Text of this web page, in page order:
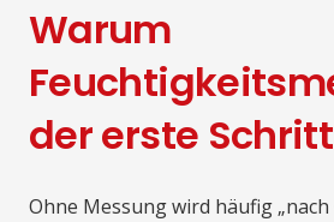
Warum
der erste
Ohne Messung wird häufig „nach